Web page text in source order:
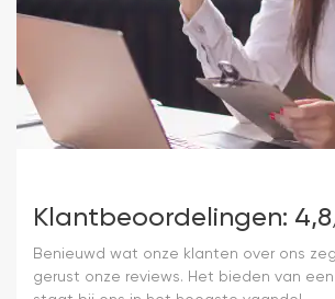
Klantbeoordelingen:
Benieuwd wat onze klanten over ons
gerust onze reviews. Het bieden van